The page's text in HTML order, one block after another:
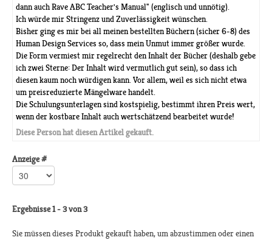
dann auch Rave ABC Teacher's Manual" (englisch und unnötig).
Ich würde mir Stringenz und Zuverlässigkeit wünschen.
Bisher ging es mir bei all meinen bestellten Büchern (sicher 6-8) des
Human Design Services so, dass mein Unmut immer größer wurde.
Die Form vermiest mir regelrecht den Inhalt der Bücher (deshalb gebe
ich zwei Sterne: Der Inhalt wird vermutlich gut sein), so dass ich
diesen kaum noch würdigen kann. Vor allem, weil es sich nicht etwa
um preisreduzierte Mängelware handelt.
Die Schulungsunterlagen sind kostspielig, bestimmt ihren Preis wert,
wenn der kostbare Inhalt auch wertschätzend bearbeitet wurde!
Diese Person hat diesen Artikel gekauft.
Anzeige #
Ergebnisse 1 - 3 von 3
Sie müssen dieses Produkt gekauft haben, um abzustimmen oder einen